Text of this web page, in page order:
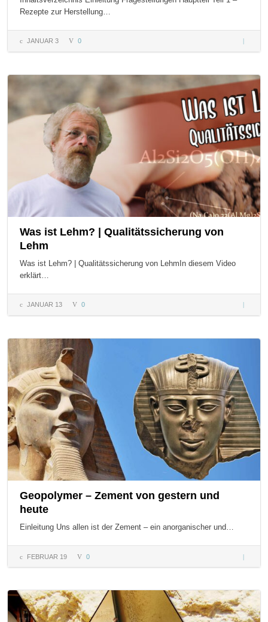
Rezepte zur Herstellung…
JANUAR 3 0
– Auf
alten
Was ist Lehm? | Qualitätssicherung von
Lehm
Was ist Lehm? | Qualitätssicherung von LehmIn diesem Video
erklärt…
JANUAR 13 0
Geopolymer – Zement von gestern und
heute
Einleitung Uns allen ist der Zement – ein anorganischer und…
FEBRUAR 19 0
–
und